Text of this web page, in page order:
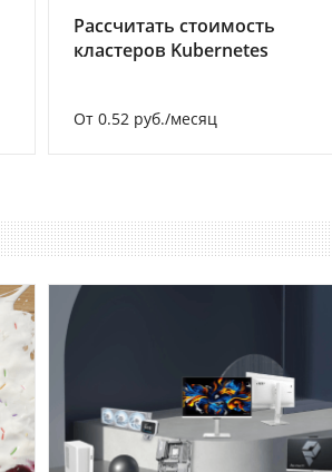
Рассчитать стоимость
кластеров Kubernetes
От 0.52 руб./месяц